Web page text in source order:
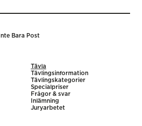
Inte Bara Post
Tävla
Tävlingsinformation
Tävlingskategorier
Specialpriser
Frågor & svar
Inlämning
Juryarbetet